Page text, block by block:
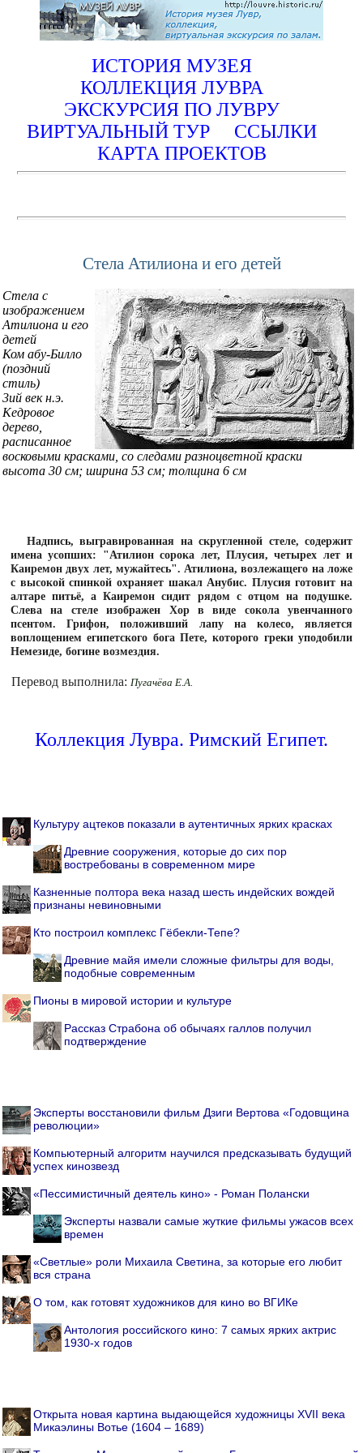
ИСТОРИЯ МУЗЕЯ
КОЛЛЕКЦИЯ ЛУВРА
ЭКСКУРСИЯ ПО ЛУВРУ
ВИРТУАЛЬНЫЙ ТУР
ССЫЛКИ
КАРТА ПРОЕКТОВ
Стела Атилиона и его детей
Стела с
изображением
Атилиона и его
детей
Ком абу-Билло
(поздний
стиль)
3ий век н.э.
Кедровое
дерево,
расписанное
восковыми красками, со следами разноцветной краски
высота 30 см; ширина 53 см; толщина 6 см
Надпись, выгравированная на скругленной стеле, содержит
имена усопших: "Атилион сорока лет, Плусия, четырех лет и
Каиремон двух лет, мужайтесь". Атилиона, возлежащего на ложе
с высокой спинкой охраняет шакал Анубис. Плусия готовит на
алтаре питьё, а Каиремон сидит рядом с отцом на подушке.
Слева на стеле изображен Хор в виде сокола увенчанного
псентом. Грифон, положивший лапу на колесо, является
воплощением египетского бога Пете, которого греки уподобили
Немезиде, богине возмездия.
Перевод выполнила: Пугачёва Е.А.
Коллекция Лувра. Римский Египет.
Культуру ацтеков показали в аутентичных ярких красках
Древние сооружения, которые до сих пор
востребованы в современном мире
Казненные полтора века назад шесть индейских вождей
признаны невиновными
Кто построил комплекс Гёбекли-Тепе?
Древние майя имели сложные фильтры для воды,
подобные современным
Пионы в мировой истории и культуре
Рассказ Страбона об обычаях галлов получил
подтверждение
Эксперты восстановили фильм Дзиги Вертова «Годовщина
революции»
Компьютерный алгоритм научился предсказывать будущий
успех кинозвезд
«Пессимистичный деятель кино» - Роман Полански
Эксперты назвали самые жуткие фильмы ужасов всех
времен
«Светлые» роли Михаила Светина, за которые его любит
вся страна
О том, как готовят художников для кино во ВГИКе
Антология российского кино: 7 самых ярких актрис
1930-х годов
Открыта новая картина выдающейся художницы XVII века
Микаэлины Вотье (1604 – 1689)